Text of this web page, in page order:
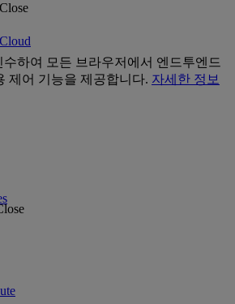
수하여 모든 브라우저에서 엔드투엔드
제어 기능을 제공합니다. 자세한 정보
Close